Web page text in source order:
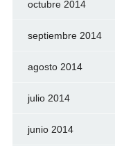
octubre 2014
septiembre 2014
agosto 2014
julio 2014
junio 2014